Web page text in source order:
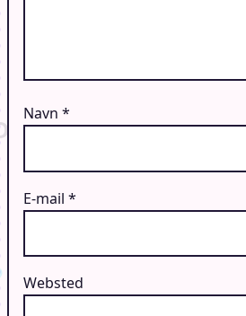
Navn *
E-mail *
Websted